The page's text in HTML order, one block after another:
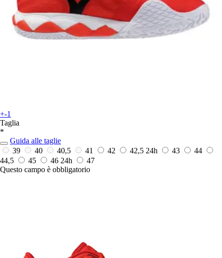
+-1
Taglia
*
Guida alle taglie
39
40 40,5 41 42 42,5 24h 43
44
44,5
45 46 24h
47
Questo campo è obbligatorio